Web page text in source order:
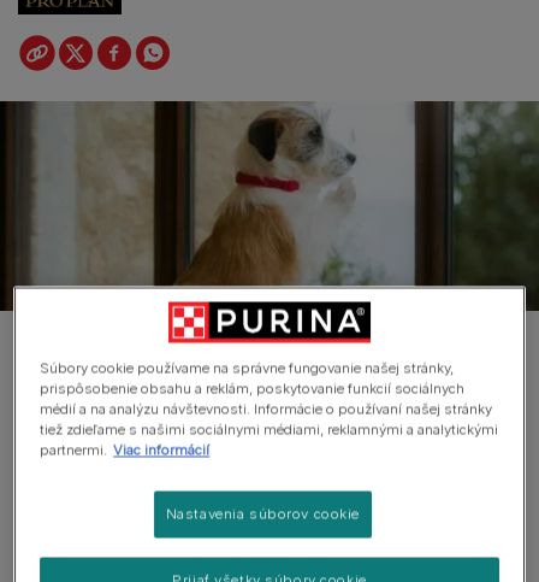
Šteňa vyjadruje emócie, nálady a
túžby každou časťou svojho tela, od
ňufáka až po koniec chvosta. Ak sa
hneď od začiatku naučíte reč jeho
tela, posilní to vaše puto s ním a
budete vedieť lepšie interpretovať,
Súbory cookie používame na správne fungovanie našej stránky,
prispôsobenie obsahu a reklám, poskytovanie funkcií sociálnych
médií a na analýzu návštevnosti. Informácie o používaní našej stránky
tiež zdieľame s našimi sociálnymi médiami, reklamnými a analytickými
partnermi. Viac informácií
Nastavenia súborov cookie